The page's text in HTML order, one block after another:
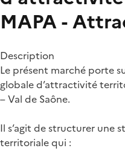
MAPA -
Description
Le présent marché porte
globale d’attractivité
– Val de Saône.
Il s’agit de structurer une
territoriale qui :